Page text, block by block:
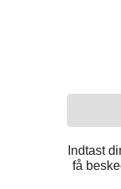
Indtast
få